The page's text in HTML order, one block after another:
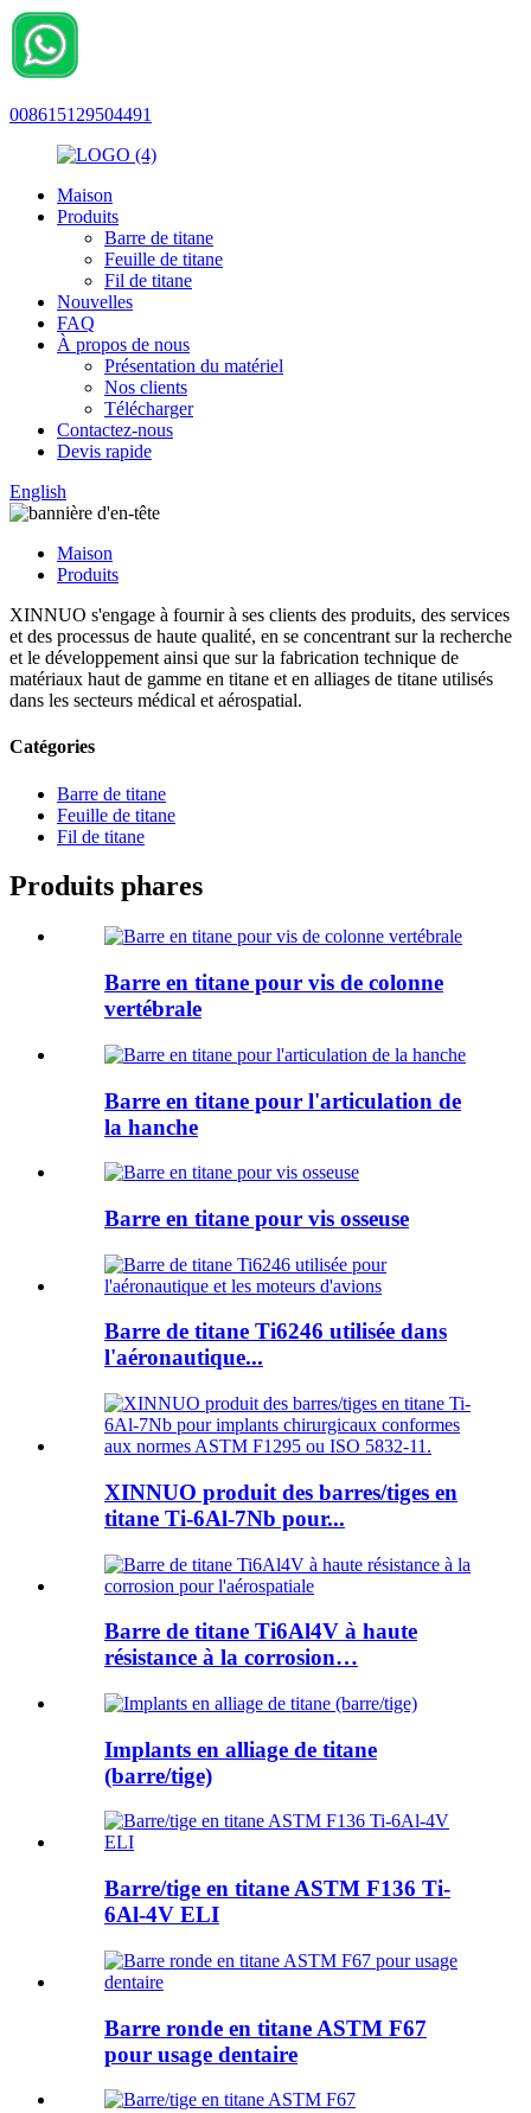
008615129504491
Maison
Produits
Barre de titane
Feuille de titane
Fil de titane
Nouvelles
FAQ
À propos de nous
Présentation du matériel
Nos clients
Télécharger
Contactez-nous
Devis rapide
English
Maison
Produits
XINNUO s'engage à fournir à ses clients des produits, des services
et des processus de haute qualité, en se concentrant sur la recherche
et le développement ainsi que sur la fabrication technique de
matériaux haut de gamme en titane et en alliages de titane utilisés
dans les secteurs médical et aérospatial.
Catégories
Barre de titane
Feuille de titane
Fil de titane
Produits phares
Barre en titane pour vis de colonne
vertébrale
Barre en titane pour l'articulation de
la hanche
Barre en titane pour vis osseuse
Barre de titane Ti6246 utilisée dans
l'aéronautique...
XINNUO produit des barres/tiges en
titane Ti-6Al-7Nb pour...
Barre de titane Ti6Al4V à haute
résistance à la corrosion…
Implants en alliage de titane
(barre/tige)
Barre/tige en titane ASTM F136 Ti-
6Al-4V ELI
Barre ronde en titane ASTM F67
pour usage dentaire